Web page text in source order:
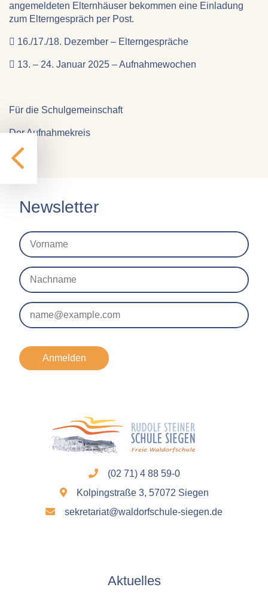
angemeldeten Elternhäuser bekommen eine Einladung
zum Elterngespräch per Post.
 16./17./18. Dezember – Elterngespräche
 13. – 24. Januar 2025 – Aufnahmewochen
Für die Schulgemeinschaft
Der Aufnahmekreis
Newsletter
Anmelden
(02 71) 4 88 59-0
Kolpingstraße 3, 57072 Siegen
sekretariat@waldorfschule-siegen.de
Aktuelles
Google Analytics
google_analytics
Anbieter:
Sammelt anonymisierte Daten für die
Verbesserung der Benutzererfahrung.
Um Inhalte von externen Plattformen anzeigen zu
können, werden von diesen externen Medien
Nextcloud Kalender
Name:
nextcloud
Dieser Cookie speichert die ausgewählten
1 Jahr
YouTube
YouTube
Anbieter:
Benutzerinteraktionen mit eingebetteten
Videos sowie der Bereitstellung von